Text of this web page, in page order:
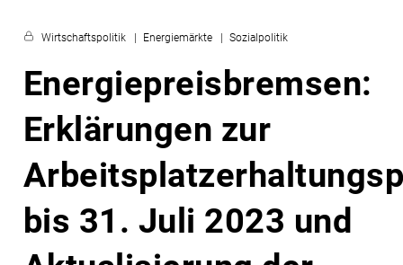
Wirtschaftspolitik Energiemärkte Sozialpolitik
Energiepreisbremsen:
Erklärungen zur
bis 31. Juli 2023 und